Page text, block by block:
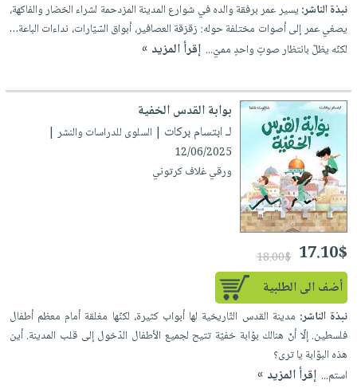
نبذة الناشر: يسير عمر برفقة والده في شوارع المدينة المزدحمة لشراء الخضار والفاكهة،
يصغي عمر إلى أصوات مختلفة حوله: زقزقة العصافير، أبواق السّيّارات، نداءات الباعة…
لكنّه يظلّ بانتظار صوتٍ واحدٍ مميّ... إقرأ المزيد »
بوابة القدس الخفية
لـ ابتسام بركات | السلوى للدراسات والنشر |
12/06/2025
ورقي غلاف كرتوني
17.10$
18.00$
أضف الى الطلبية
نبذة الناشر: مدينة القدس التّاريخية لها أبواب كثيرة، لكنّها مغلقة أمام معظم أطفال
فلسطين. إلّا أنّ هنالك بوّابة خفيّة تتيح لجميع الأطفال الدّخول إلى قلب المدينة. أين
هذه البوّابة يا ترى؟
استم... إقرأ المزيد »